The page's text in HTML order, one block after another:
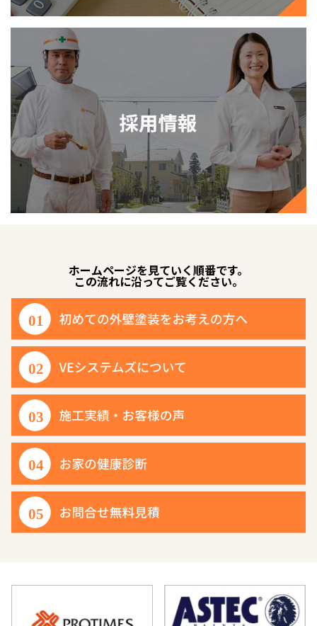
ホームページを見ていく順番です。
この流れに沿ってご覧ください。